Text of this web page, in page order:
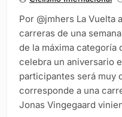
Por @jmhers La Vuelta
carreras de una
de la máxima categoría
celebra un aniversario
participantes será muy
corresponde a una
Jonas Vingegaard